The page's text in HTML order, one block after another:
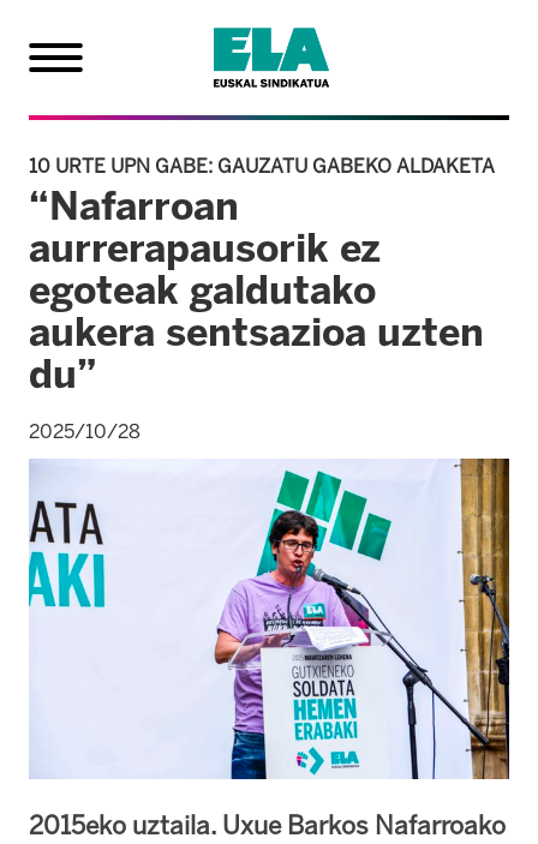
10 URTE UPN GABE: GAUZATU GABEKO ALDAKETA
“Nafarroan
aurrerapausorik ez
egoteak galdutako
aukera sentsazioa uzten
du”
2025/10/28
2015eko uztaila. Uxue Barkos Nafarroako